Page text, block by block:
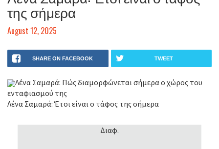
της σήμερα
August 12, 2025
SHARE ON FACEBOOK TWEET
Λένα Σαμαρά: Πώς διαμορφώνεται σήμερα ο χώρος του
ενταφιασμού της
Λένα Σαμαρά: Έτσι είναι ο τάφος της σήμερα
Διαφ.